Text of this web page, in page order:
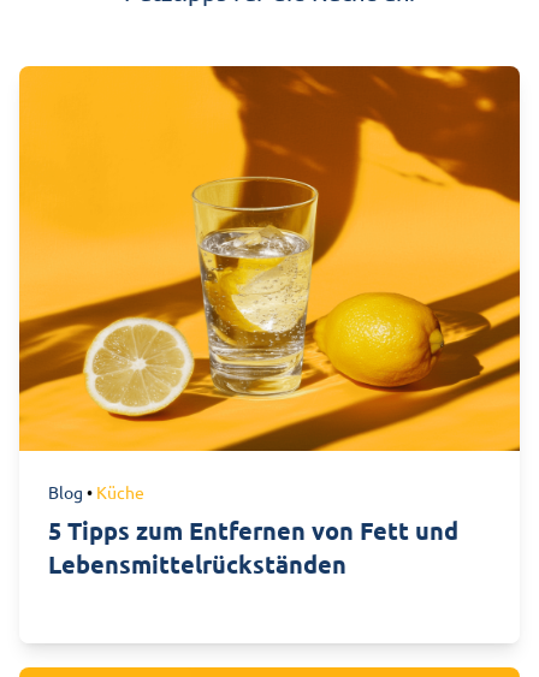
Blog • Küche
5 Tipps zum Entfernen von Fett und
Lebensmittelrückständen